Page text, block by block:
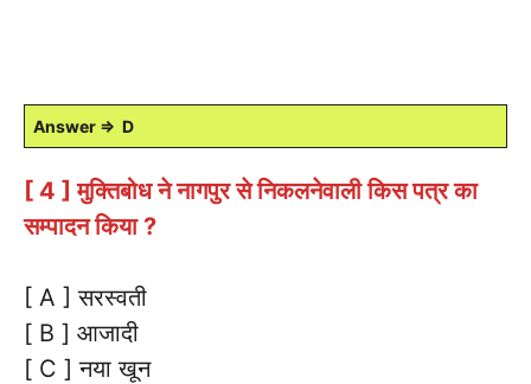
Answer ⇒ D
[ 4 ] मुक्तिबोध ने नागपुर से निकलनेवाली किस पत्र का
सम्पादन किया ?
[ A ] सरस्वती
[ B ] आजादी
[ C ] नया खून